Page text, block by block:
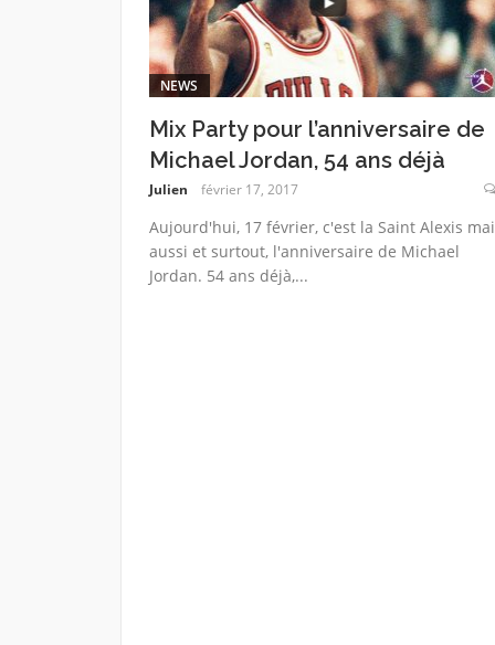
NEWS
Mix Party pour l’anniversaire de
Michael Jordan, 54 ans déjà
Julien février 17, 2017
Aujourd'hui, 17 février, c'est la Saint Alexis
aussi et surtout, l'anniversaire de Michael
Jordan. 54 ans déjà,...